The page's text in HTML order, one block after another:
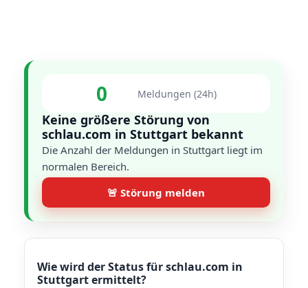
0 Meldungen (24h)
Keine größere Störung von
schlau.com in Stuttgart bekannt
Die Anzahl der Meldungen in Stuttgart liegt im
normalen Bereich.
🚨 Störung melden
Wie wird der Status für schlau.com in
Stuttgart ermittelt?